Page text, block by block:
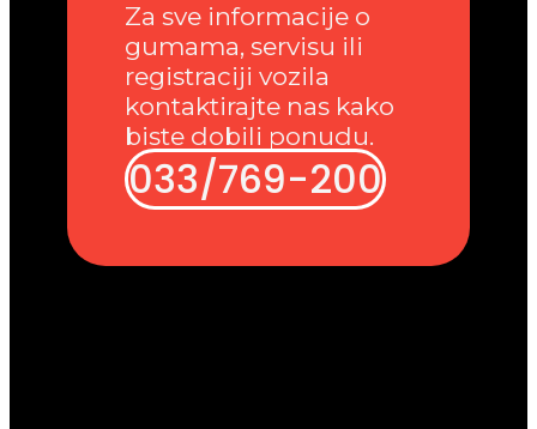
Za sve informacije o
gumama, servisu ili
registraciji vozila
kontaktirajte nas kako
biste dobili ponudu.
033/769-200